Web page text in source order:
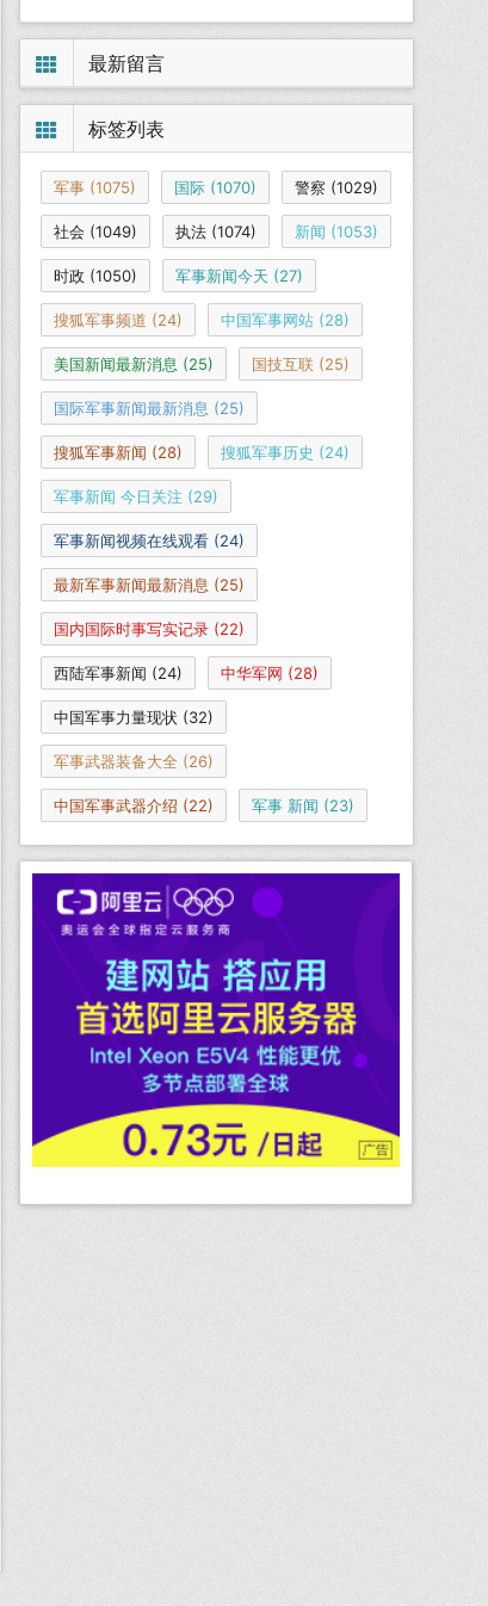
最新留言
标签列表
军事 (1075) 国际 (1070) 警察 (1029)
社会 (1049) 执法 (1074) 新闻 (1053)
时政 (1050) 军事新闻今天 (27)
搜狐军事频道 (24) 中国军事网站 (28)
美国新闻最新消息 (25) 国技互联 (25)
国际军事新闻最新消息 (25)
搜狐军事新闻 (28) 搜狐军事历史 (24)
军事新闻 今日关注 (29)
军事新闻视频在线观看 (24)
最新军事新闻最新消息 (25)
国内国际时事写实记录 (22)
西陆军事新闻 (24) 中华军网 (28)
中国军事力量现状 (32)
军事武器装备大全 (26)
中国军事武器介绍 (22) 军事 新闻 (23)